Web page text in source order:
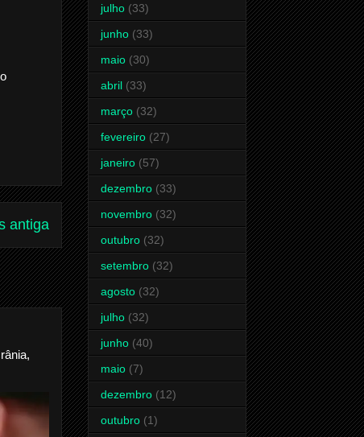
antiga
julho (33)
junho (33)
maio (30)
abril (33)
março (32)
fevereiro (27)
janeiro (57)
dezembro (33)
novembro (32)
outubro (32)
setembro (32)
agosto (32)
julho (32)
junho (40)
maio (7)
dezembro (12)
outubro (1)